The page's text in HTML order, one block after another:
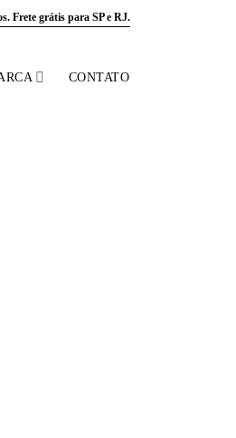
Frete grátis para SP e RJ.
CONTATO